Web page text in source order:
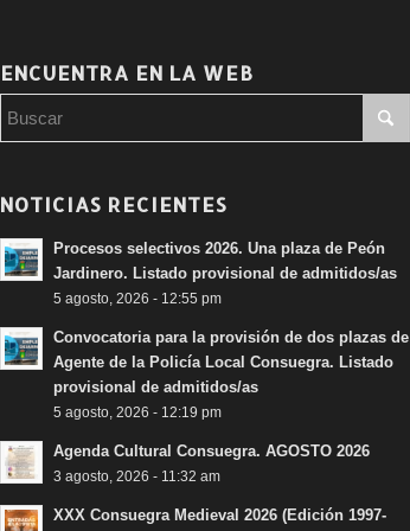
ENCUENTRA EN LA WEB
NOTICIAS RECIENTES
Procesos selectivos 2026. Una plaza de Peón
Jardinero. Listado provisional de admitidos/as
5 agosto, 2026 - 12:55 pm
Convocatoria para la provisión de dos plazas de
Agente de la Policía Local Consuegra. Listado
provisional de admitidos/as
5 agosto, 2026 - 12:19 pm
Agenda Cultural Consuegra. AGOSTO 2026
3 agosto, 2026 - 11:32 am
XXX Consuegra Medieval 2026 (Edición 1997-